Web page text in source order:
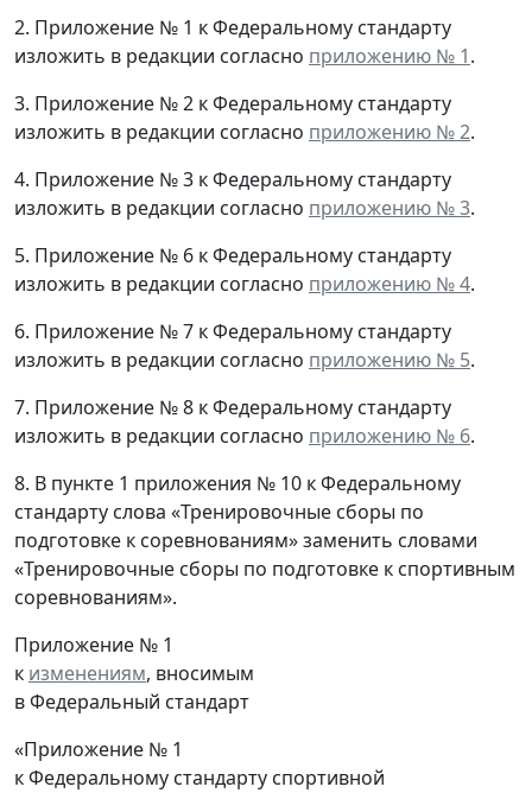
2. Приложение № 1 к Федеральному стандарту
изложить в редакции согласно приложению № 1.
3. Приложение № 2 к Федеральному стандарту
изложить в редакции согласно приложению № 2.
4. Приложение № 3 к Федеральному стандарту
изложить в редакции согласно приложению № 3.
5. Приложение № 6 к Федеральному стандарту
изложить в редакции согласно приложению № 4.
6. Приложение № 7 к Федеральному стандарту
изложить в редакции согласно приложению № 5.
7. Приложение № 8 к Федеральному стандарту
изложить в редакции согласно приложению № 6.
8. В пункте 1 приложения № 10 к Федеральному
стандарту слова «Тренировочные сборы по
подготовке к соревнованиям» заменить словами
«Тренировочные сборы по подготовке к спортивным
соревнованиям».
Приложение № 1
к изменениям, вносимым
в Федеральный стандарт
«Приложение № 1
к Федеральному стандарту спортивной